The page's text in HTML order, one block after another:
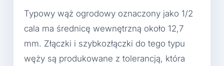
Typowy wąż ogrodowy oznaczony jako 1/2
cala ma średnicę wewnętrzną około 12,7
mm. Złączki i szybkozłączki do tego typu
węży są produkowane z tolerancją, która